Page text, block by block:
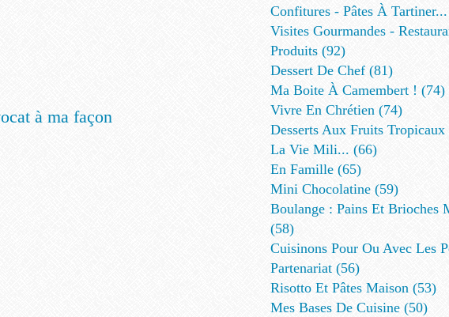
Confitures - Pâtes À
Visites Gourmandes -
Produits (92)
Dessert De Chef (81)
Ma Boite À Camembert ! (74)
Vivre En Chrétien (74)
Desserts Aux Fruits Tropicaux
La Vie Mili... (66)
En Famille (65)
Mini Chocolatine (59)
Boulange : Pains Et Brioches
(58)
Cuisinons Pour Ou Avec Les
Partenariat (56)
Risotto Et Pâtes Maison (53)
Mes Bases De Cuisine (50)